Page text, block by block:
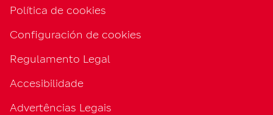
Política de cookies
Configuración de cookies
Regulamento Legal
Accesibilidade
Advertências Legais